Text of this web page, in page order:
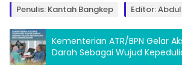
Penulis: Kantah Bangkep Editor:
Kementerian ATR/BPN Gelar
Darah Sebagai Wujud
Kemanusiaan